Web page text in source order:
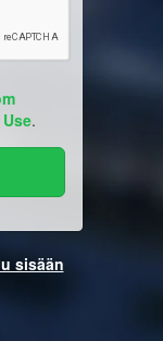
.
sisään